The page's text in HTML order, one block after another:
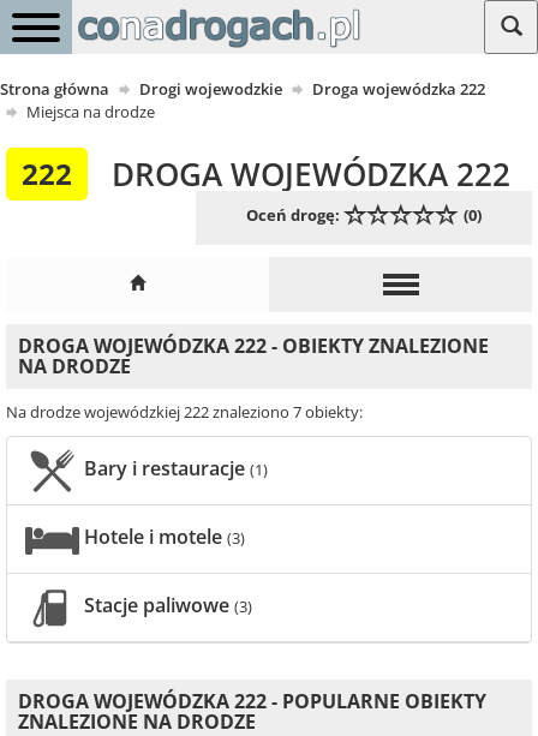
Strona główna Drogi wojewodzkie
Droga wojewódzka 222
Miejsca na drodze
222 DROGA WOJEWÓDZKA 222
Oceń drogę: (0)
DROGA WOJEWÓDZKA 222 - OBIEKTY ZNALEZIONE
NA DRODZE
Na drodze wojewódzkiej 222 znaleziono 7 obiekty:
Bary i restauracje (1)
Hotele i motele (3)
Stacje paliwowe (3)
DROGA WOJEWÓDZKA 222 - POPULARNE OBIEKTY
ZNALEZIONE NA DRODZE